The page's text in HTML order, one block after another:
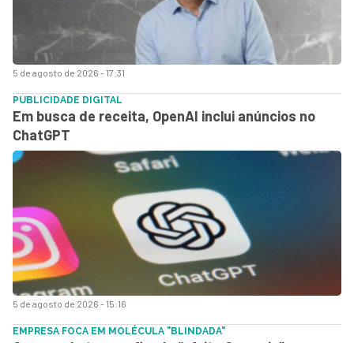
5 de agosto de 2026 - 17:31
5 de agosto de 2026 - 15:16
PUBLICIDADE DIGITAL
Em busca de receita, OpenAI inclui anúncios no
ChatGPT
EMPRESA FOCA EM MOLÉCULA "BLINDADA"